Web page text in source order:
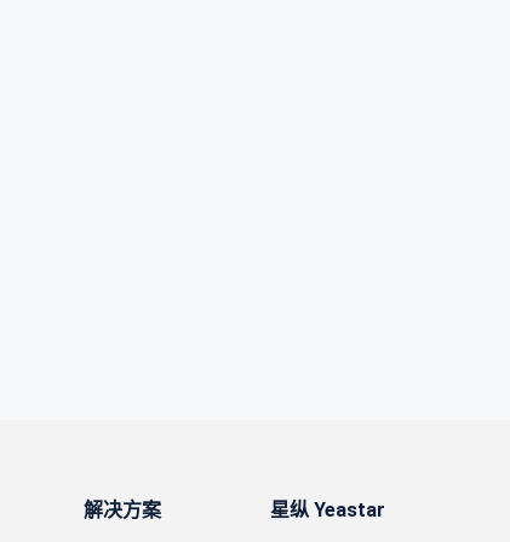
解决方案 星纵 Yeastar